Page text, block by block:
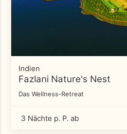
Indien
Fazlani Nature's Nest
Das Wellness-Retreat
3 Nächte p. P. ab